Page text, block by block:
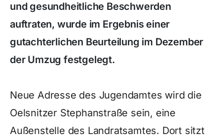
und gesundheitliche Beschwerden
auftraten, wurde im Ergebnis einer
gutachterlichen Beurteilung im Dezember
der Umzug festgelegt.
Neue Adresse des Jugendamtes wird die
Oelsnitzer Stephanstraße sein, eine
Außenstelle des Landratsamtes. Dort sitzt